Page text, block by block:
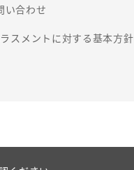
い合わせ
スメントに対する基本方針